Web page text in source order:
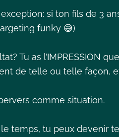
si ton fils de 3
funky 😅)
Tu as l’IMPRESSION
de telle ou telle façon,
comme situation.
temps, tu peux devenir